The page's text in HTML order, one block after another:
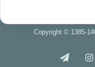
Copyright © 1385-
اینستاگرام